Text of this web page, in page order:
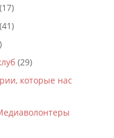
(29)
которые нас